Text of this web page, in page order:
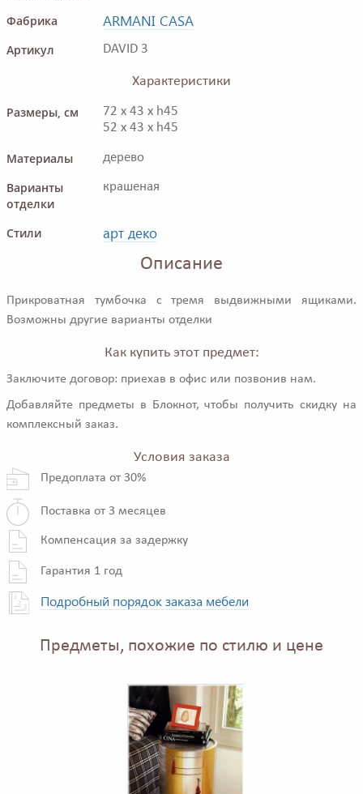
Фабрика ARMANI CASA
Артикул DAVID 3
Характеристики
Размеры, см
72 x 43 x h45
52 x 43 x h45
Материалы дерево
Варианты
отделки
крашеная
Стили арт деко
Описание
Прикроватная тумбочка с тремя выдвижными ящиками.
Возможны другие варианты отделки
Как купить этот предмет:
Заключите договор: приехав в офис или позвонив нам.
Добавляйте предметы в Блокнот, чтобы получить скидку на
комплексный заказ.
Условия заказа
Предоплата от 30%
Поставка от 3 месяцев
Компенсация за задержку
Гарантия 1 год
Подробный порядок заказа мебели
Предметы, похожие по стилю и цене